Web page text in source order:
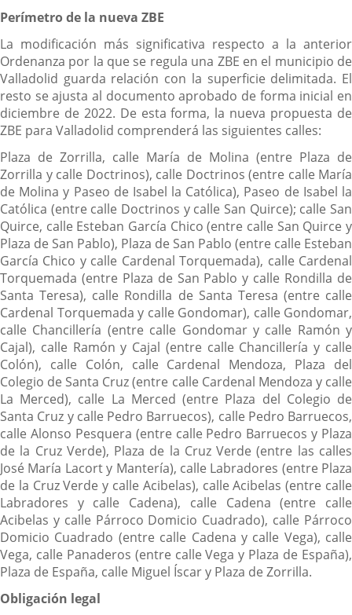
Perímetro de la nueva ZBE
La modificación más significativa respecto a la anterior
Ordenanza por la que se regula una ZBE en el municipio de
Valladolid guarda relación con la superficie delimitada. El
resto se ajusta al documento aprobado de forma inicial en
diciembre de 2022. De esta forma, la nueva propuesta de
ZBE para Valladolid comprenderá las siguientes calles:
Plaza de Zorrilla, calle María de Molina (entre Plaza de
Zorrilla y calle Doctrinos), calle Doctrinos (entre calle María
de Molina y Paseo de Isabel la Católica), Paseo de Isabel la
Católica (entre calle Doctrinos y calle San Quirce); calle San
Quirce, calle Esteban García Chico (entre calle San Quirce y
Plaza de San Pablo), Plaza de San Pablo (entre calle Esteban
García Chico y calle Cardenal Torquemada), calle Cardenal
Torquemada (entre Plaza de San Pablo y calle Rondilla de
Santa Teresa), calle Rondilla de Santa Teresa (entre calle
Cardenal Torquemada y calle Gondomar), calle Gondomar,
calle Chancillería (entre calle Gondomar y calle Ramón y
Cajal), calle Ramón y Cajal (entre calle Chancillería y calle
Colón), calle Colón, calle Cardenal Mendoza, Plaza del
Colegio de Santa Cruz (entre calle Cardenal Mendoza y calle
La Merced), calle La Merced (entre Plaza del Colegio de
Santa Cruz y calle Pedro Barruecos), calle Pedro Barruecos,
calle Alonso Pesquera (entre calle Pedro Barruecos y Plaza
de la Cruz Verde), Plaza de la Cruz Verde (entre las calles
José María Lacort y Mantería), calle Labradores (entre Plaza
de la Cruz Verde y calle Acibelas), calle Acibelas (entre calle
Labradores y calle Cadena), calle Cadena (entre calle
Acibelas y calle Párroco Domicio Cuadrado), calle Párroco
Domicio Cuadrado (entre calle Cadena y calle Vega), calle
Vega, calle Panaderos (entre calle Vega y Plaza de España),
Plaza de España, calle Miguel Íscar y Plaza de Zorrilla.
Obligación legal